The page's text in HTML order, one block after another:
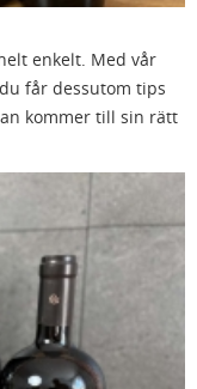
enkelt. Med vår
får dessutom tips
kommer till sin rätt